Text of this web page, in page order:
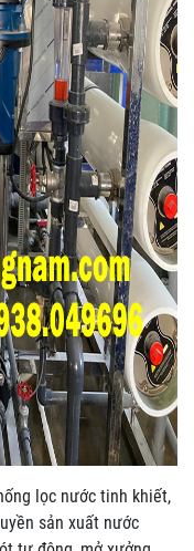
lọc nước tinh khiết,
sản xuất nước